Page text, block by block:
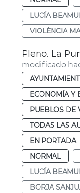
LUCÍA
VIOLÈNCIA
Pleno. La
modificado
ECONOMÍA Y
PUEBLOS DE
TODAS LAS
EN PORTADA
NORMAL
LUCÍA
BORJA